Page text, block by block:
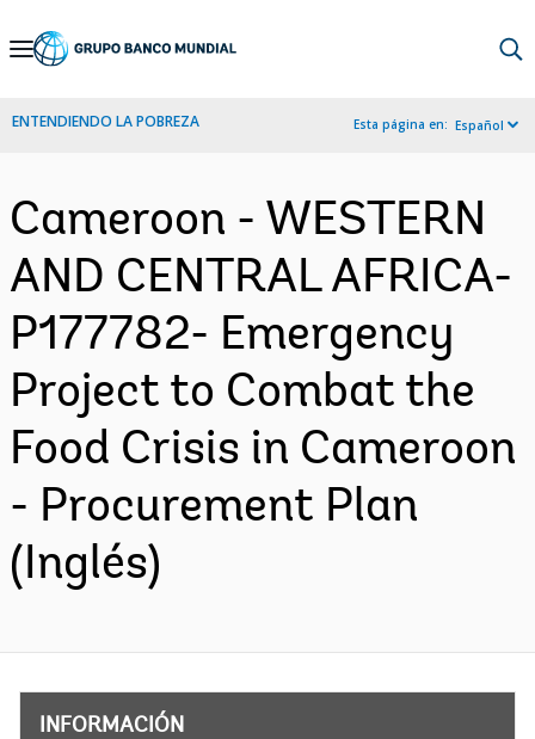
Skip
Navigation
ENTENDIENDO LA POBREZA Esta página en: Español
Cameroon - WESTERN
AND CENTRAL AFRICA-
P177782- Emergency
Project to Combat the
Food Crisis in Cameroon
- Procurement Plan
(Inglés)
INFORMACIÓN